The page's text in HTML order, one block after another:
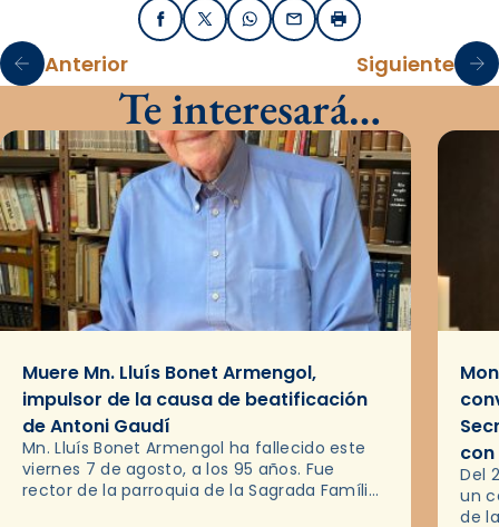
FacebookX / TwitterWhatsApp
EmailImprimir
Anterior Siguiente
Te interesará…
Muere Mn. Lluís Bonet Armengol,
impulsor de la causa de beatificación
de Antoni Gaudí
Mn. Lluís Bonet Armengol ha fallecido este
viernes 7 de agosto, a los 95 años. Fue
rector de la parroquia de la Sagrada Família
Del
un
de